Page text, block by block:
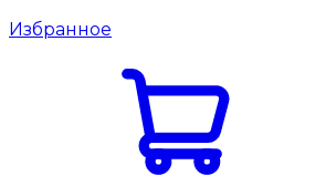
Избранное